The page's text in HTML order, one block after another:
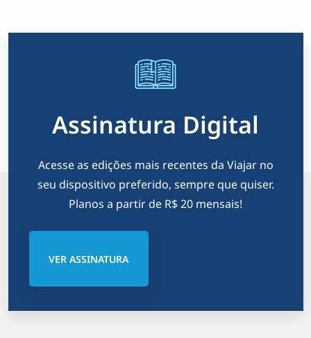
Assinatura Digital
Acesse as edições mais recentes da Viajar no
seu dispositivo preferido, sempre que quiser.
Planos a partir de R$ 20 mensais!
VER ASSINATURA